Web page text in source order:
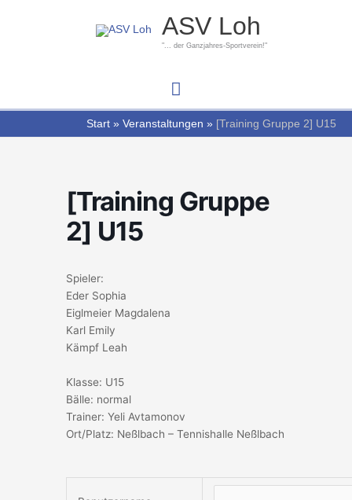
ASV Loh
"... der Ganzjahres-Sportverein!"
Hauptmenü
Start Veranstaltungen [Training Gruppe 2] U15
[Training Gruppe
2] U15
Spieler:
Eder Sophia
Eiglmeier Magdalena
Karl Emily
Kämpf Leah
Klasse: U15
Bälle: normal
Trainer: Yeli Avtamonov
Ort/Platz: Neßlbach – Tennishalle Neßlbach